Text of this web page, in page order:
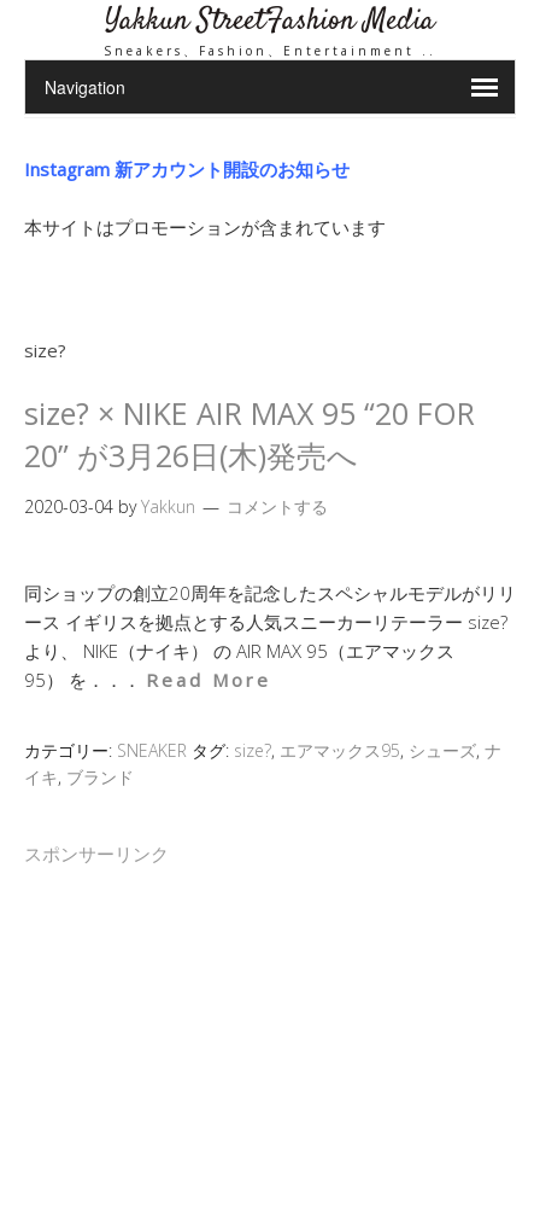
Yakkun StreetFashion Media
Sneakers、Fashion、Entertainment ..
Instagram 新アカウント開設のお知らせ
本サイトはプロモーションが含まれています
size?
size? × NIKE AIR MAX 95 “20 FOR
20” が3月26日(木)発売へ
2020-03-04 byYakkun コメントする
同ショップの創立20周年を記念したスペシャルモデルがリリ
ース イギリスを拠点とする人気スニーカーリテーラー size?
より、 NIKE（ナイキ） の AIR MAX 95（エアマックス
95） を．．． Read More
カテゴリー: SNEAKER タグ: size?, エアマックス95, シューズ, ナ
イキ, ブランド
スポンサーリンク